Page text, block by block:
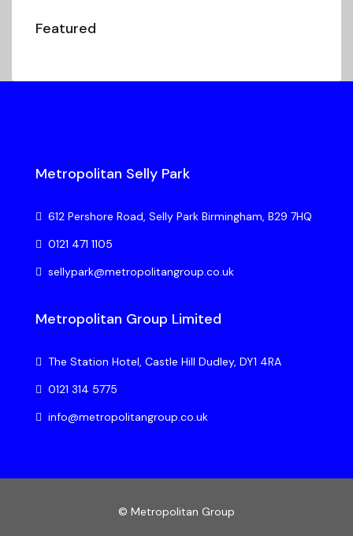
Featured
Metropolitan Selly Park
612 Pershore Road, Selly Park Birmingham, B29 7HQ
0121 471 1105
sellypark@metropolitangroup.co.uk
Metropolitan Group Limited
The Station Hotel, Castle Hill Dudley, DY1 4RA
0121 314 5775
info@metropolitangroup.co.uk
© Metropolitan Group